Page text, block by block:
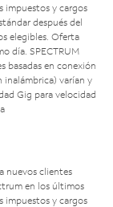
impuestos y cargos
después del
elegibles. Oferta
día. SPECTRUM
basadas en conexión
inalámbrica) varían y
Gig para velocidad
nuevos clientes
en los últimos
impuestos y cargos